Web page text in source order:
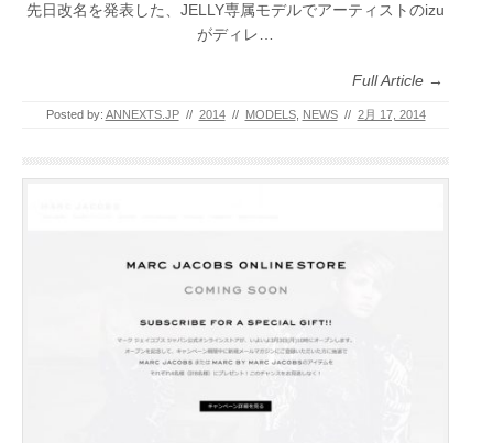
先日改名を発表した、JELLY専属モデルでアーティストのizu
がディレ…
Full Article →
Posted by: ANNEXTS.JP // 2014 // MODELS, NEWS // 2月 17, 2014